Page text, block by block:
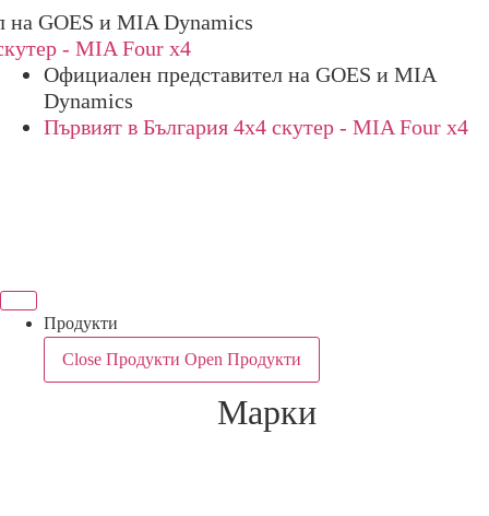
и MIA Dynamics
- MIA Four x4
Официален представител на GOES и MIA
Dynamics
Първият в България 4х4 скутер - MIA Four x4
Продукти
Close Продукти Open Продукти
Марки